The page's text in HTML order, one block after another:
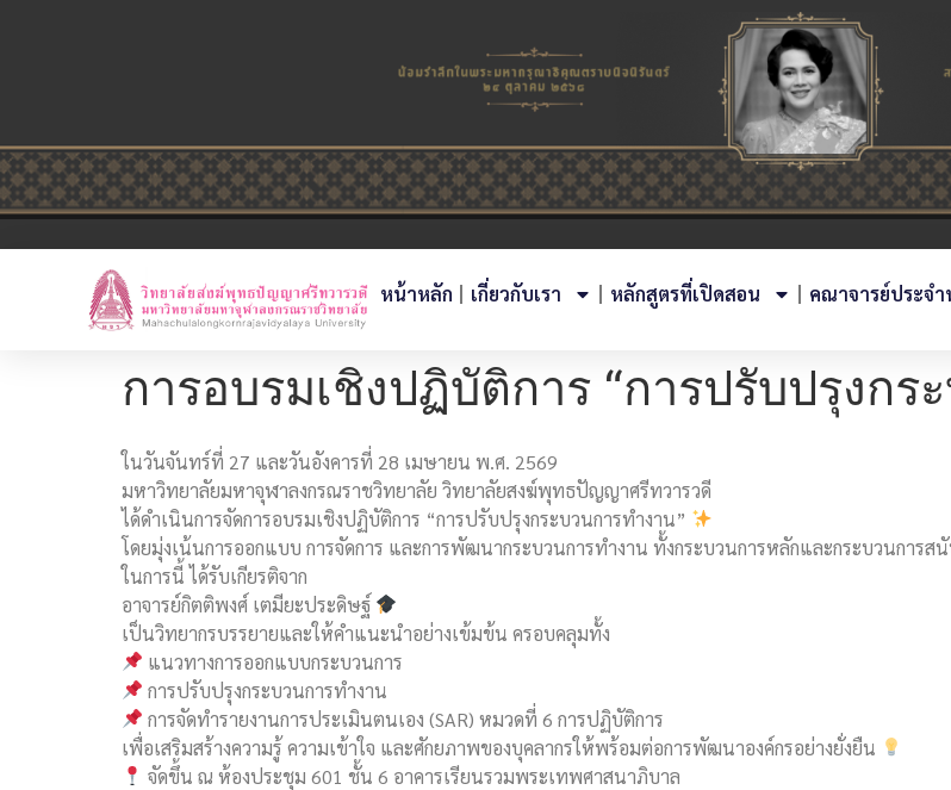
หน้าหลัก เกี่ยวกับเรา หลักสูตรที่เปิดสอน คณาจารย์ประจ
การอบรมเชิงปฏิบัติการ “การปรับปรุงกร
ในวันจันทร์ที่ 27 และวันอังคารที่ 28 เมษายน พ.ศ. 2569
มหาวิทยาลัยมหาจุฬาลงกรณราชวิทยาลัย วิทยาลัยสงฆ์พุทธปัญญาศรีทวารวดี
ได้ดำเนินการจัดการอบรมเชิงปฏิบัติการ “การปรับปรุงกระบวนการทำงาน”
โดยมุ่งเน้นการออกแบบ การจัดการ และการพัฒนากระบวนการทำงาน ทั้งกระบวนการหลักและกระบวนการ
ในการนี้ ได้รับเกียรติจาก
อาจารย์กิตติพงศ์ เตมียะประดิษฐ์
เป็นวิทยากรบรรยายและให้คำแนะนำอย่างเข้มข้น ครอบคลุมทั้ง
แนวทางการออกแบบกระบวนการ
การปรับปรุงกระบวนการทำงาน
การจัดทำรายงานการประเมินตนเอง (SAR) หมวดที่ 6 การปฏิบัติการ
เพื่อเสริมสร้างความรู้ ความเข้าใจ และศักยภาพของบุคลากรให้พร้อมต่อการพัฒนาองค์กรอย่างยั่งยืน
จัดขึ้น ณ ห้องประชุม 601 ชั้น 6 อาคารเรียนรวมพระเทพศาสนาภิบาล